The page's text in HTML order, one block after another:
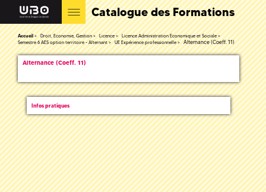
Catalogue des Formations
Accueil Droit, Economie, Gestion Licence
Licence Administration Economique et Sociale
Semestre 6 AES option territoire - Alternant
UE Expérience professionnelle Alternance (Coeff. 11)
Alternance (Coeff. 11)
Infos pratiques